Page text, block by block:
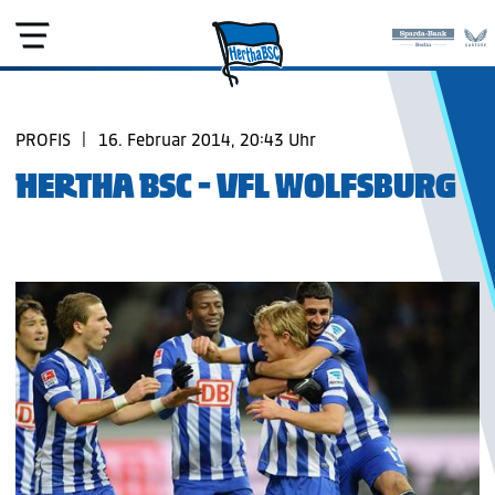
PROFIS 16. Februar 2014, 20:43 Uhr
HERTHA BSC - VFL WOLFSBURG